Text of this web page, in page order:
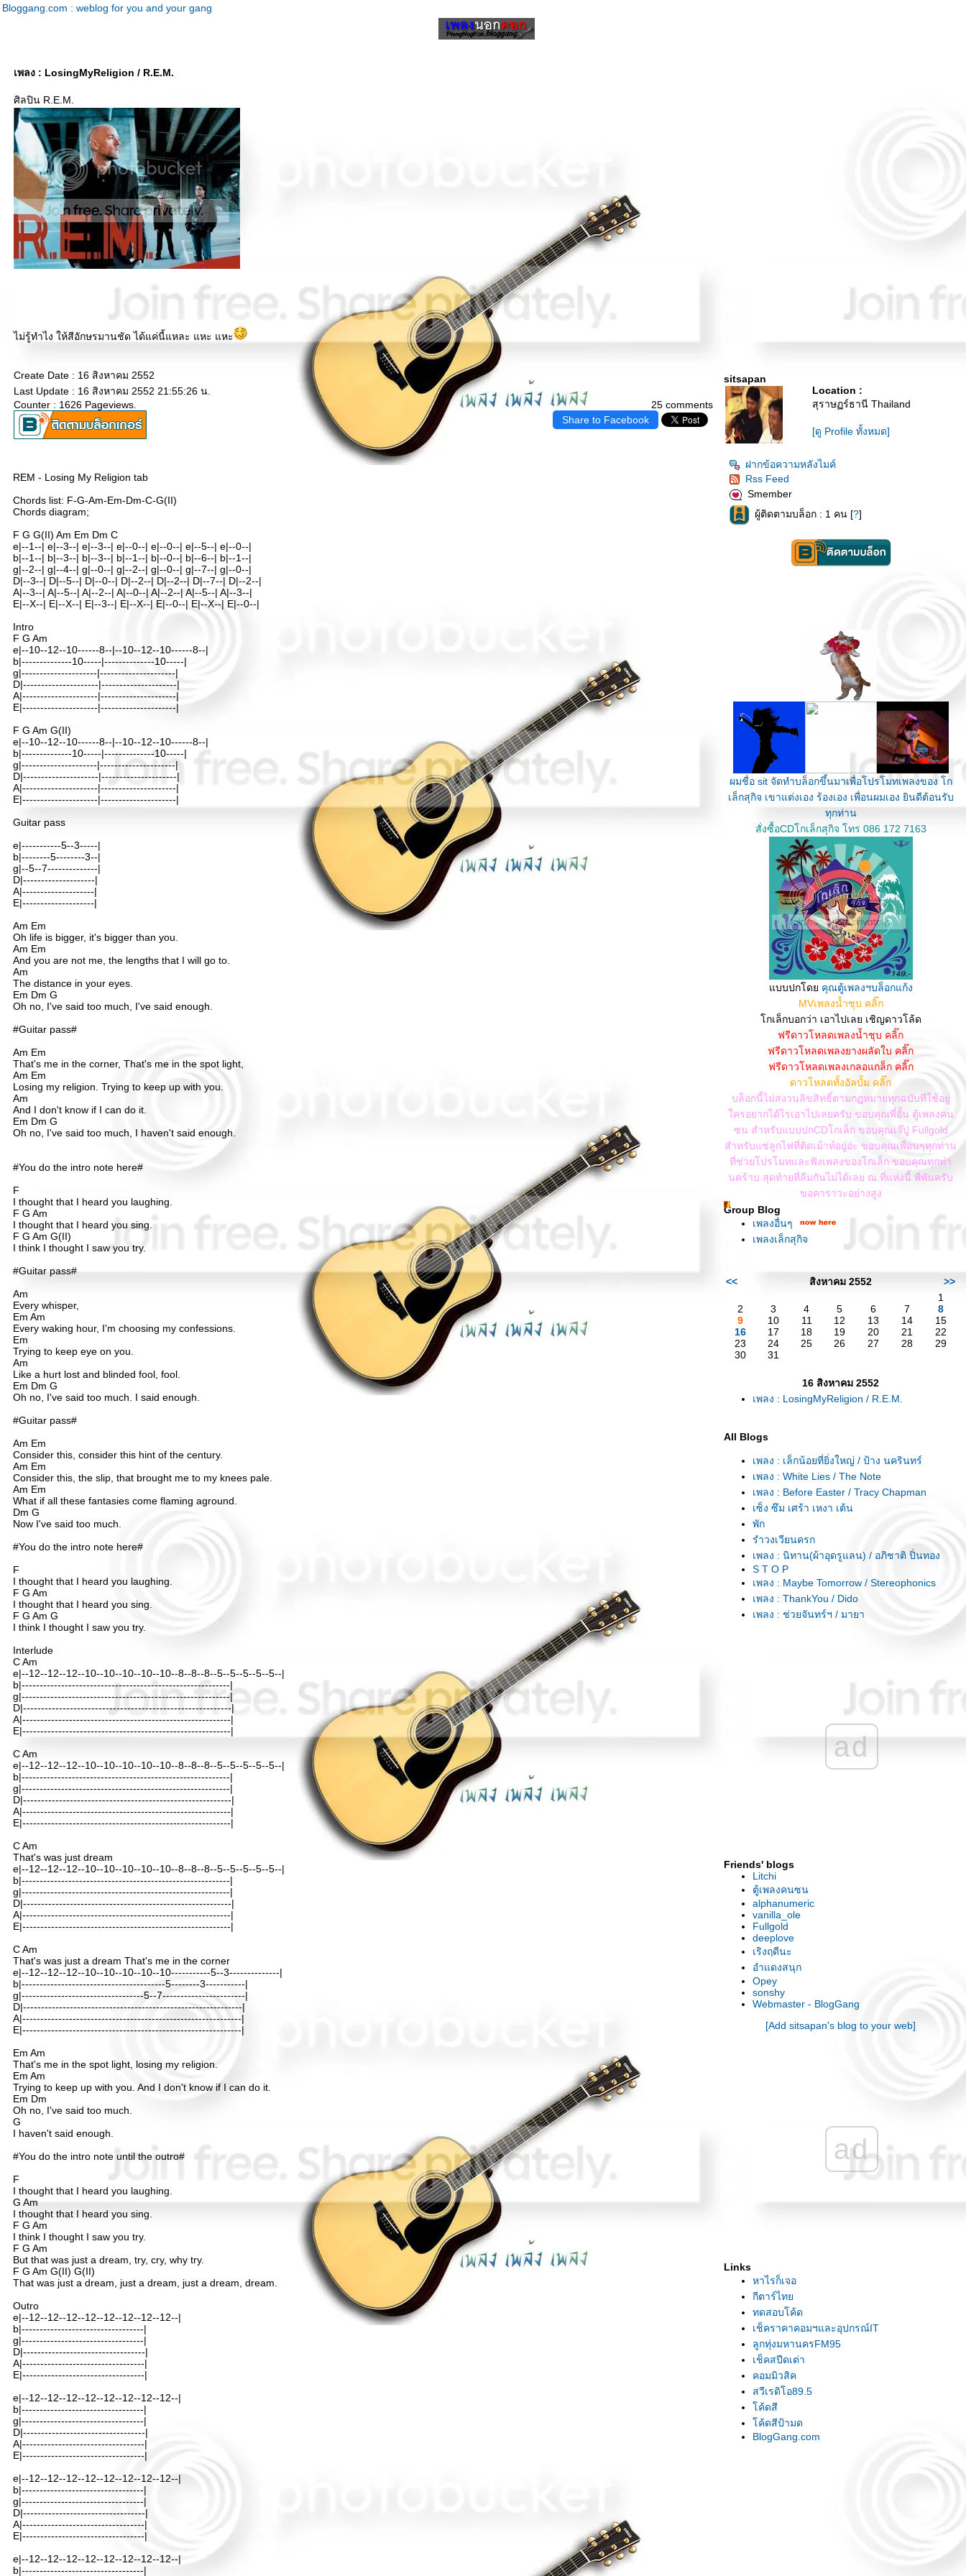
Bloggang.com : weblog for you and your gang
เพลง : LosingMyReligion / R.E.M.
ศิลปิน R.E.M.
ไม่รู้ทำไง ให้สีอักษรมานชัด ได้แค่นี้แหละ แหะ แหะ
Create Date : 16 สิงหาคม 2552
Last Update : 16 สิงหาคม 2552 21:55:26 น.
25 comments
Counter : 1626 Pageviews.
Share to Facebook
REM - Losing My Religion tab
Chords list: F-G-Am-Em-Dm-C-G(II)
Chords diagram;
F G G(II) Am Em Dm C
e|--1--| e|--3--| e|--3--| e|--0--| e|--0--| e|--5--| e|--0--|
b|--1--| b|--3--| b|--3--| b|--1--| b|--0--| b|--6--| b|--1--|
g|--2--| g|--4--| g|--0--| g|--2--| g|--0--| g|--7--| g|--0--|
D|--3--| D|--5--| D|--0--| D|--2--| D|--2--| D|--7--| D|--2--|
A|--3--| A|--5--| A|--2--| A|--0--| A|--2--| A|--5--| A|--3--|
E|--X--| E|--X--| E|--3--| E|--X--| E|--0--| E|--X--| E|--0--|
Intro
F G Am
e|--10--12--10------8--|--10--12--10------8--|
b|--------------10-----|--------------10-----|
g|---------------------|---------------------|
D|---------------------|---------------------|
A|---------------------|---------------------|
E|---------------------|---------------------|
F G Am G(II)
e|--10--12--10------8--|--10--12--10------8--|
b|--------------10-----|--------------10-----|
g|---------------------|---------------------|
D|---------------------|---------------------|
A|---------------------|---------------------|
E|---------------------|---------------------|
Guitar pass
e|-----------5--3-----|
b|--------5--------3--|
g|--5--7--------------|
D|--------------------|
A|--------------------|
E|--------------------|
Am Em
Oh life is bigger, it's bigger than you.
Am Em
And you are not me, the lengths that I will go to.
Am
The distance in your eyes.
Em Dm G
Oh no, I've said too much, I've said enough.
#Guitar pass#
Am Em
That's me in the corner, That's me in the spot light,
Am Em
Losing my religion. Trying to keep up with you.
Am
And I don't know if I can do it.
Em Dm G
Oh no, I've said too much, I haven't said enough.
#You do the intro note here#
F
I thought that I heard you laughing.
F G Am
I thought that I heard you sing.
F G Am G(II)
I think I thought I saw you try.
#Guitar pass#
Am
Every whisper,
Em Am
Every waking hour, I'm choosing my confessions.
Em
Trying to keep eye on you.
Am
Like a hurt lost and blinded fool, fool.
Em Dm G
Oh no, I've said too much. I said enough.
#Guitar pass#
Am Em
Consider this, consider this hint of the century.
Am Em
Consider this, the slip, that brought me to my knees pale.
Am Em
What if all these fantasies come flaming aground.
Dm G
Now I've said too much.
#You do the intro note here#
F
I thought that I heard you laughing.
F G Am
I thought that I heard you sing.
F G Am G
I think I thought I saw you try.
Interlude
C Am
e|--12--12--12--10--10--10--10--10--8--8--8--5--5--5--5--5--|
b|----------------------------------------------------------|
g|----------------------------------------------------------|
D|----------------------------------------------------------|
A|----------------------------------------------------------|
E|----------------------------------------------------------|
C Am
e|--12--12--12--10--10--10--10--10--8--8--8--5--5--5--5--5--|
b|----------------------------------------------------------|
g|----------------------------------------------------------|
D|----------------------------------------------------------|
A|----------------------------------------------------------|
E|----------------------------------------------------------|
C Am
That's was just dream
e|--12--12--12--10--10--10--10--10--8--8--8--5--5--5--5--5--|
b|----------------------------------------------------------|
g|----------------------------------------------------------|
D|----------------------------------------------------------|
A|----------------------------------------------------------|
E|----------------------------------------------------------|
C Am
That's was just a dream That's me in the corner
e|--12--12--12--10--10--10--10--10-----------5--3--------------|
b|----------------------------------------5--------3-----------|
g|----------------------------------5--7-----------------------|
D|-------------------------------------------------------------|
A|-------------------------------------------------------------|
E|-------------------------------------------------------------|
Em Am
That's me in the spot light, losing my religion.
Em Am
Trying to keep up with you. And I don't know if I can do it.
Em Dm
Oh no, I've said too much.
G
I haven't said enough.
#You do the intro note until the outro#
F
I thought that I heard you laughing.
G Am
I thought that I heard you sing.
F G Am
I think I thought I saw you try.
F G Am
But that was just a dream, try, cry, why try.
F G Am G(II) G(II)
That was just a dream, just a dream, just a dream, dream.
Outro
e|--12--12--12--12--12--12--12--12--|
b|----------------------------------|
g|----------------------------------|
D|----------------------------------|
A|----------------------------------|
E|----------------------------------|
e|--12--12--12--12--12--12--12--12--|
b|----------------------------------|
g|----------------------------------|
D|----------------------------------|
A|----------------------------------|
E|----------------------------------|
e|--12--12--12--12--12--12--12--12--|
b|----------------------------------|
g|----------------------------------|
D|----------------------------------|
A|----------------------------------|
E|----------------------------------|
e|--12--12--12--12--12--12--12--12--|
b|----------------------------------|
sitsapan
Location :
สุราษฏร์ธานี Thailand
[ดู Profile ทั้งหมด]
ฝากข้อความหลังไมค์
Rss Feed
Smember
ผู้ติดตามบล็อก : 1 คน [?]
ผมชื่อ sit จัดทำบล็อกขึ้นมาเพื่อโปรโมทเพลงของ โก
เล็กสุกิจ เขาแต่งเอง ร้องเอง เพื่อนผมเอง ยินดีต้อนรับ
ทุกท่าน
สั่งซื้อCDโกเล็กสุกิจ โทร 086 172 7163
บบปกโด คุณตู้เพลงฯบล็อกแก้ง
MVเพลงน้ำชุบ คลิ๊ก
กเล็กบอกว่า เอาไปเลย เชิญดาวโล้ด
ฟรีดาวโหลดเพลงน้ำชุบ คลิ๊ก
ฟรีดาวโหลดเพลงยางผลัดใบ คลิ๊ก
ฟรีดาวโหลดเพลงเกลอแกล็ก คลิ๊ก
ดาวโหลดทั้งอัลบั้ม คลิ๊ก
บล็อกนี้ไม่สงวนลิขสิทธิ์ตามกฏหมายทุกฉบับที่ใช้อยู่
ครอยากได้ไรเอาไปเลยครับ ขอบคุณพี่อั้น ตู้เพลงคน
ซน สำหรับแบบปกCDโกเล็ก ขอบคุณเจ๊ปู Fullgold
สำหรับแซ่ลูกไฟที่ติดเม้าท์อยู่อ่ะ ขอบคุณเพื่อนๆทุกท่าน
ที่ช่วยโปรโมทและฟังเพลงของโกเล็ก ขอบคุณทุกท่า
นคร้าบ สุดท้ายที่ลืมกันไม่ได้เลย ณ.ที่แห่งนี้ พี่พันครับ
ขอคาราวะอย่างสูง
Group Blog
เพลงอื่นๆ
เพลงเล็กสุกิจ
<< สิงหาคม 2552
>>
1
2
3 4 5 6 7
8
9
10 11 12 13 14
15
16
17 18 19 20 21
22
23
24 25 26 27 28
29
30
31
16 สิงหาคม 2552
เพลง : LosingMyReligion / R.E.M.
All Blogs
เพลง : เล็กน้อยที่ยิ่งใหญ่ / ป้าง นครินทร์
เพลง : White Lies / The Note
เพลง : Before Easter / Tracy Chapman
เซ็ง ซึม เศร้า เหงา เต้น
พัก
รำวงเวียนครก
เพลง : นิทาน(ผ้าอุดรูแลน) / อภิชาติ ปิ่นทอง
S T O P
เพลง : Maybe Tomorrow / Stereophonics
เพลง : ThankYou / Dido
เพลง : ช่วยจันทร์ฯ / มายา
เพลง : พ่อยังจน / ตี๋ จันดา
เพลง : บ่าวแก่ / ลูกคลัก
เพลง : NoWomanNoCry / BobMarley
เพลง : Don'tKnowWhatYouGot / Cinderella
เพลง : ก้อนหิน / รูสะมิแล
เพลง : TheUnforgivenII / Metallica
เพลง : CivilWar / GunsN'Rose
เพลง : OctavoDia / Shakira
เพลง : Sing / Travis
เพลง : HeavyFuel / DireStraits
เพลง : อดีตรักเยาวราช / โกไข่นายสน
เพลง : ThePretender / FooFighters
เพลง : ClerAchel / Tinariwen
เพลง : พรอกพร้าว / มอร์แกน
เพลง : OneLastKiss / J.GeilsBand
เพลง : Nightmare / MichaelSchenker
เพลง : สันติผี / แอ็ดคาราบาว
เพลง : เพราะว่าฟ้ากว้าง / พงษ์สิทธิ์
เพลง : แต่ก่อน / นาคอน
เพลง : TerritorialPissings / Nirvana
เพลง : AloneInTheUniverse / Moist
เพลง : Patience / Gunsn'Rose
เพลง : TheTempleOfTheKing / Rainbow
เพลง : IntoTheNight / Santana
เพลง : Rockstar / Nickelback
เพลง : WaitForSleep / DreamTheater
เพลง : Can'tStopThePain / FireHouse
เพลง : ThisIsTheLife / AmyMc
เพลง : KnockingOnHeaven'sDoor / Avril
เพลง : Paranoid / Black
ad
Friends' blogs
Litchi
ตู้เพลงคนซน
alphanumeric
vanilla_ole
Fullgold
deeplove
เริงฤดีนะ
อำแดงสนุก
Opey
sonshy
Webmaster - BlogGang
[Add sitsapan's blog to your web]
ad
Links
หาไรก็เจอ
กีตาร์ไท
ทดสอบโค้ด
เช็คราคาคอมฯและอุปกรณ์IT
ลูกทุ่งมหานครFM95
เช็คสปีดเต่า
คอมมิวสิค
สวีเรดิโอ89.5
ค้ดสี
ค้ดสีป้ามด
BlogGang.com